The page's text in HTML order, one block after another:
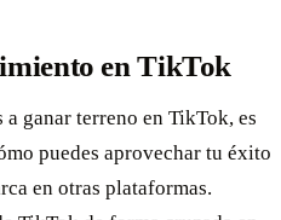
en TikTok
a ganar terreno en TikTok, es
puedes aprovechar tu éxito
en otras plataformas.